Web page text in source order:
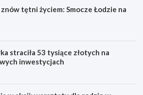
znów tętni życiem: Smocze Łodzie na
straciła 53 tysiące złotych na
inwestycjach